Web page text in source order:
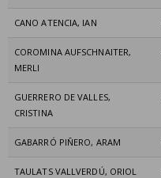
CANO ATENCIA, IAN
COROMINA AUFSCHNAITER,
MERLI
GUERRERO DE VALLES,
CRISTINA
GABARRÓ PIÑERO, ARAM
TAULATS VALLVERDÚ, ORIOL